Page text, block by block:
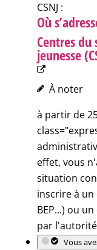
CSNJ :
Où
Centres
jeunesse
À noter
à partir de
effet, vous
situation
inscrire à
BEP...) ou
par
Vous